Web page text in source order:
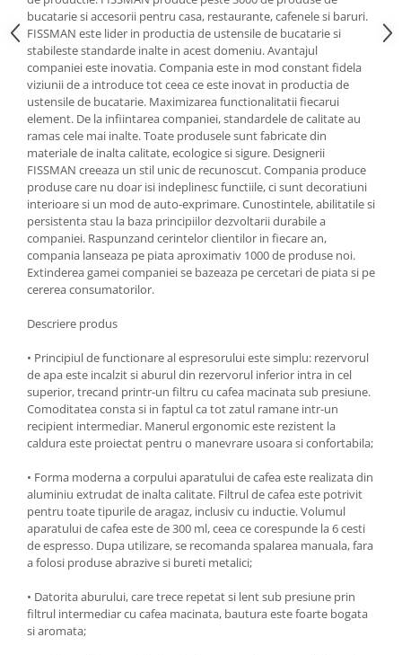
Oale si cratite
Tavi copt
Tigai
Vesela si tacamuri
Boluri
Farfurii
Scurgatoare vase
Seturi de tacamuri
Suporturi pentru tacamuri
Cani
Cesti
Pahare
Seturi vesela
Suporturi farfurii
Suporturi pahare, cesti, cani
Untiere
Ustensile cofetarie si patiserie
Ramekin
Tavi si forme prajituri
Aparate prajituri
Facalete
Forme briose
Lumanari tort
Ornare, insiropare si decorare
prajituri
Portionatoare si feliatoare
bucatarie si accesorii pentru casa, restaurante, cafenele si baruri.
FISSMAN este lider in productia de ustensile de bucatarie si
stabileste standarde inalte in acest domeniu. Avantajul
companiei este inovatia. Compania este in mod constant fidela
viziunii de a introduce tot ceea ce este inovat in productia de
ustensile de bucatarie. Maximizarea functionalitatii fiecarui
element. De la infiintarea companiei, standardele de calitate au
ramas cele mai inalte. Toate produsele sunt fabricate din
materiale de inalta calitate, ecologice si sigure. Designerii
FISSMAN creeaza un stil unic de recunoscut. Compania produce
produse care nu doar isi indeplinesc functiile, ci sunt decoratiuni
interioare si un mod de auto-exprimare. Cunostintele, abilitatile si
persistenta stau la baza principiilor dezvoltarii durabile a
companiei. Raspunzand cerintelor clientilor in fiecare an,
compania lanseaza pe piata aproximativ 1000 de produse noi.
Extinderea gamei companiei se bazeaza pe cercetari de piata si pe
cererea consumatorilor.
Descriere produs
• Principiul de functionare al espresorului este simplu: rezervorul
de apa este incalzit si aburul din rezervorul inferior intra in cel
superior, trecand printr-un filtru cu cafea macinata sub presiune.
Comoditatea consta si in faptul ca tot zatul ramane intr-un
recipient intermediar. Manerul ergonomic este rezistent la
caldura este proiectat pentru o manevrare usoara si confortabila;
• Forma moderna a corpului aparatului de cafea este realizata din
aluminiu extrudat de inalta calitate. Filtrul de cafea este potrivit
pentru toate tipurile de aragaz, inclusiv cu inductie. Volumul
aparatului de cafea este de 300 ml, ceea ce corespunde la 6 cesti
de espresso. Dupa utilizare, se recomanda spalarea manuala, fara
a folosi produse abrazive si bureti metalici;
• Datorita aburului, care trece repetat si lent sub presiune prin
filtrul intermediar cu cafea macinata, bautura este foarte bogata
si aromata;